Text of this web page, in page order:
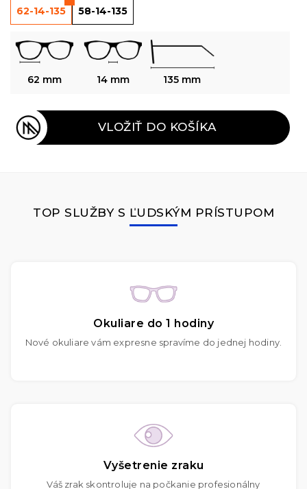
62-14-135 58-14-135
62 mm 14 mm 135 mm
VLOŽIŤ DO KOŠÍKA
TOP SLUŽBY S ĽUDSKÝM PRÍSTUPOM
Okuliare do 1 hodiny
Nové okuliare vám expresne spravíme do jednej hodiny.
Vyšetrenie zraku
Váš zrak skontroluje na počkanie profesionálny